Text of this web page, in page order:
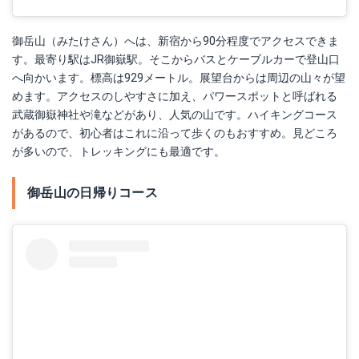
御岳山（みたけさん）へは、新宿から90分程度でアクセスできま
す。最寄り駅はJR御嶽駅。そこからバスとケーブルカーで登山口
へ向かいます。標高は929メートル。展望台からは周辺の山々が望
めます。アクセスのしやすさに加え、パワースポットと呼ばれる
武蔵御嶽神社や滝などがあり、人気の山です。ハイキングコース
があるので、初心者はこれに沿って歩くのもおすすめ。見どころ
が多いので、トレッキングにも最適です。
御岳山の日帰りコース